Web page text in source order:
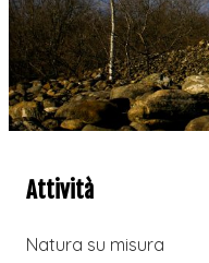
Attività
Natura su misura